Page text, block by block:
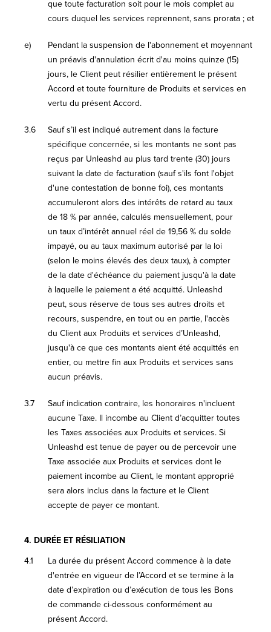
que toute facturation soit pour le mois complet au
cours duquel les services reprennent, sans prorata ; et
e)
Pendant la suspension de l'abonnement et moyennant
un préavis d'annulation écrit d'au moins quinze (15)
jours, le Client peut résilier entièrement le présent
Accord et toute fourniture de Produits et services en
vertu du présent Accord.
3.6
Sauf s’il est indiqué autrement dans la facture
spécifique concernée, si les montants ne sont pas
reçus par Unleashd au plus tard trente (30) jours
suivant la date de facturation (sauf s'ils font l'objet
d'une contestation de bonne foi), ces montants
accumuleront alors des intérêts de retard au taux
de 18 % par année, calculés mensuellement, pour
un taux d’intérêt annuel réel de 19,56 % du solde
impayé, ou au taux maximum autorisé par la loi
(selon le moins élevés des deux taux), à compter
de la date d'échéance du paiement jusqu'à la date
à laquelle le paiement a été acquitté. Unleashd
peut, sous réserve de tous ses autres droits et
recours, suspendre, en tout ou en partie, l'accès
du Client aux Produits et services d’Unleashd,
jusqu'à ce que ces montants aient été acquittés en
entier, ou mettre fin aux Produits et services sans
aucun préavis.
3.7
Sauf indication contraire, les honoraires n'incluent
aucune Taxe. Il incombe au Client d’acquitter toutes
les Taxes associées aux Produits et services. Si
Unleashd est tenue de payer ou de percevoir une
Taxe associée aux Produits et services dont le
paiement incombe au Client, le montant approprié
sera alors inclus dans la facture et le Client
accepte de payer ce montant.
4. DURÉE ET RÉSILIATION
4.1
La durée du présent Accord commence à la date
d'entrée en vigueur de l’Accord et se termine à la
date d’expiration ou d’exécution de tous les Bons
de commande ci-dessous conformément au
présent Accord.